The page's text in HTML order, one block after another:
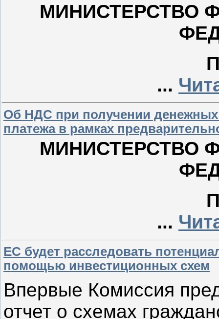
МИНИСТЕРСТВО
...
Об НДС при получении денежных
платежа в рамках
МИНИСТЕРСТВО
...
ЕС будет расследовать
помощью инвестиционных схем
Впервые Комиссия
отчет о схемах